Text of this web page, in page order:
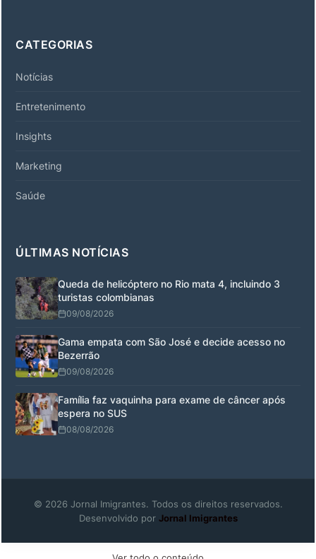
CATEGORIAS
Notícias
Entretenimento
Insights
Marketing
Saúde
ÚLTIMAS NOTÍCIAS
Queda de helicóptero no Rio mata 4, incluindo 3
turistas colombianas
09/08/2026
Gama empata com São José e decide acesso no
Bezerrão
09/08/2026
Família faz vaquinha para exame de câncer após
espera no SUS
08/08/2026
© 2026 Jornal Imigrantes. Todos os direitos reservados.
Desenvolvido por Jornal Imigrantes